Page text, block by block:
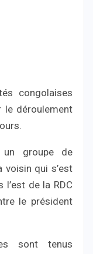
congolaises
le déroulement
un groupe de
voisin qui s’est
de la RDC
le président
sont tenus